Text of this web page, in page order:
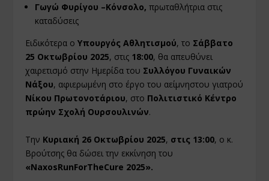
Γωγώ Φυρίγου –Κόνσολο,πρωταθλήτρια στις
καταδύσεις
Ειδικότερα οΥπουργός Αθλητισμού, το Σάββατο
25 Οκτωβρίου 2025, στις 18:00, θα απευθύνει
χαιρετισμό στην Ημερίδα του Συλλόγου Γυναικών
Νάξου, αφιερωμένη στο έργο του αείμνηστου γιατρού
Νίκου Πρωτονοτάριου, στο Πολιτιστικό Κέντρο
πρώην Σχολή Ουρσουλινών.
Την Κυριακή 26 Οκτωβρίου 2025, στις 13:00, ο κ.
Βρούτσης θα δώσει την εκκίνηση του
«NaxosRunForTheCure 2025».